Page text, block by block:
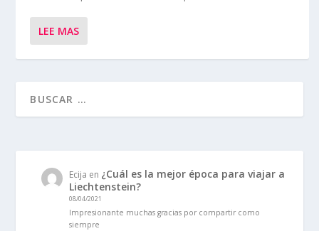
LEE MAS
Ecija en ¿Cuál es la mejor época para viajar a
Liechtenstein?
08/04/2021
Impresionante muchas gracias por compartir como
siempre